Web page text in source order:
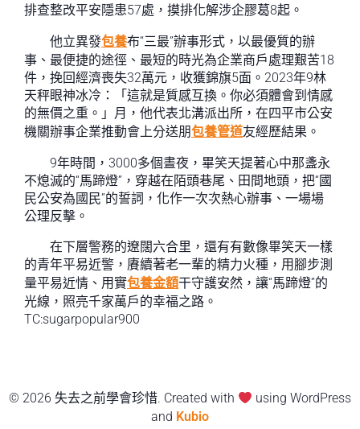
排查整改平安隱患57處，摸排化解涉企膠葛8起。
他立異發包養布“三最”辦事形式，以最優質的辦
事、最便捷的途徑、最短的時光為企業商戶處理艱苦18
件，挽回經濟喪失32萬元，收獲錦旗5面。2023年9林
天秤眼神冰冷：「這就是質感互換。你必須體會到情感
的無價之重。」月，他代表北溝派出所，在四平市公安
機關辦事企業推動會上分送朋包養管道友經歷結果。
9年時間，3000多個晝夜，畢笑天提著心中那盞永
不熄滅的“馬蹄燈”，穿越在陌頭巷尾、田間地頭，把“國
民公安為國民”的誓詞，化作一次次熱心辦事、一場場
公理反擊。
在下層警務的遼闊六合里，還有有數像畢笑天一樣
的青年平易近警，賡續著老一輩的精力火種，用腳步測
量平易近情、用實包養金額干守護安然，讓“馬蹄燈”的
光線，照亮千家萬戶的幸福之路。
TC:sugarpopular900
© 2026 失去之前學會珍惜. Created with
using WordPress
and Kubio